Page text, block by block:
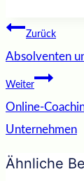
Zurück
Absolventen
Weiter
Online-
Unternehmen
Ähnliche